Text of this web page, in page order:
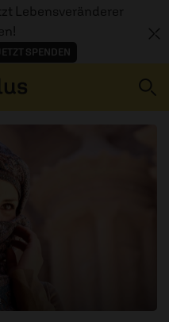
Lebensveränderer
SPENDEN